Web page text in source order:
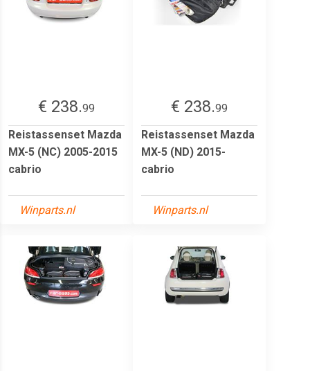
€ 238.99
Reistassenset Mazda
MX-5 (NC) 2005-2015
cabrio
Winparts.nl
€ 238.99
Reistassenset Mazda
MX-5 (ND) 2015-
cabrio
Winparts.nl